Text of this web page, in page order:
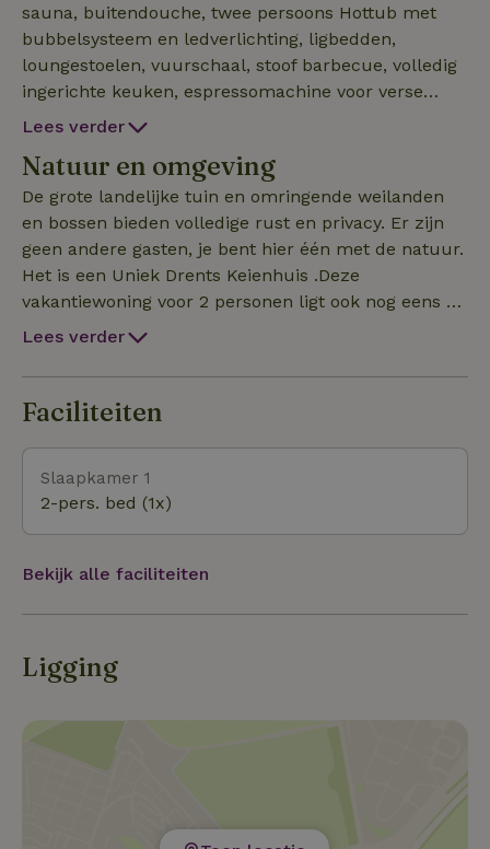
sauna, buitendouche, twee persoons Hottub met
bubbelsysteem en ledverlichting, ligbedden,
loungestoelen, vuurschaal, stoof barbecue, volledig
ingerichte keuken, espressomachine voor verse
bonen, hout voor hottub en vuurschaal, badjassen,
een laadpaal voor de elektrische auto en fiets!
Overnacht in een Drents Keienhuis! Het ziet er
allemaal prachtig uit.
Lees verder
Natuur en omgeving
De grote landelijke tuin en omringende weilanden
en bossen bieden volledige rust en privacy. Er zijn
geen andere gasten, je bent hier één met de natuur.
Het is een Uniek Drents Keienhuis .Deze
vakantiewoning voor 2 personen ligt ook nog eens op
een droomplek midden in het Unesco Geopark De
Hunebedhoofdstad Borger in Drenthe.
Lees verder
Faciliteiten
Slaapkamer 1
2-pers. bed (1x)
Bekijk alle faciliteiten
Ligging